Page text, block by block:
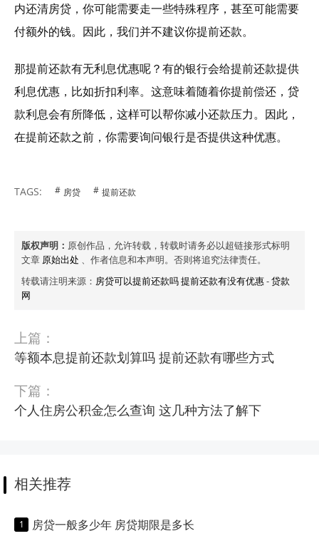
内还清房贷，你可能需要走一些特殊程序，甚至可能需要
付额外的钱。因此，我们并不建议你提前还款。
那提前还款有无利息优惠呢？有的银行会给提前还款提供
利息优惠，比如折扣利率。这意味着随着你提前偿还，贷
款利息会有所降低，这样可以帮你减小还款压力。因此，
在提前还款之前，你需要询问银行是否提供这种优惠。
TAGS: 房贷 提前还款
版权声明： 原创作品，允许转载，转载时请务必以超链接形式标明
文章 原始出处 、作者信息和本声明。否则将追究法律责任。
转载请注明来源： 房贷可以提前还款吗 提前还款有没有优惠-贷款
网
上篇：
等额本息提前还款划算吗 提前还款有哪些方式
下篇：
个人住房公积金怎么查询 这几种方法了解下
相关推荐
房贷一般多少年 房贷期限是多长